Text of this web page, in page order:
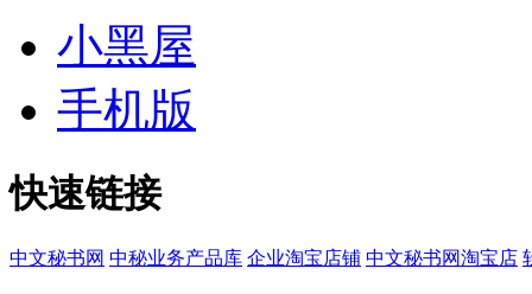
小黑屋
手机版
快速链接
中文秘书网 中秘业务产品库 企业淘宝店铺 中文秘书网淘宝店